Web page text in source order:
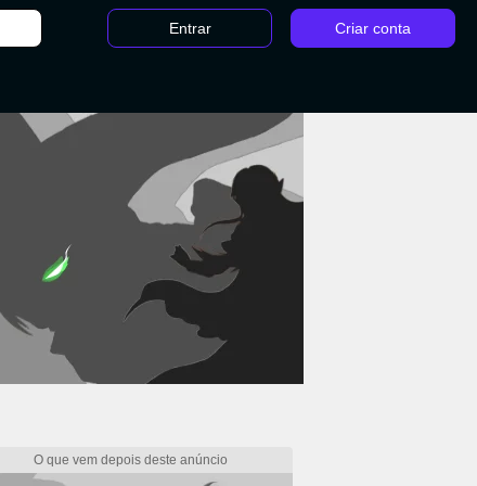
Entrar Criar conta